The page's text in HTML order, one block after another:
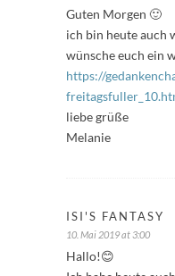
Guten Morgen 🙂
ich bin heute auch
wünsche euch ein
https://
liebe grüße
Melanie
ISI'S FANTASY
10. Mai 2019 at 3:00
Hallo!😊